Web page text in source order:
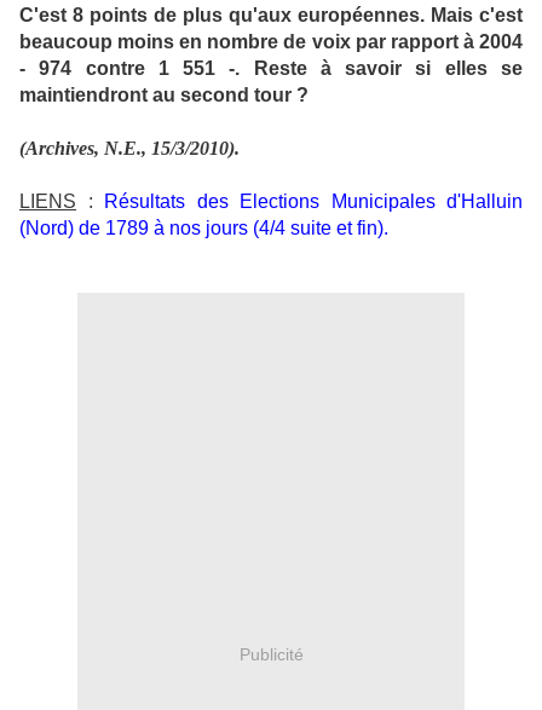
C'est 8 points de plus qu'aux européennes. Mais c'est
beaucoup moins en nombre de voix par rapport à 2004
- 974 contre 1 551 -. Reste à savoir si elles se
maintiendront au second tour ?
(Archives, N.E., 15/3/2010).
LIENS :
Résultats des Elections Municipales d'Halluin
(Nord) de 1789 à nos jours (4/4 suite et fin).
Publicité